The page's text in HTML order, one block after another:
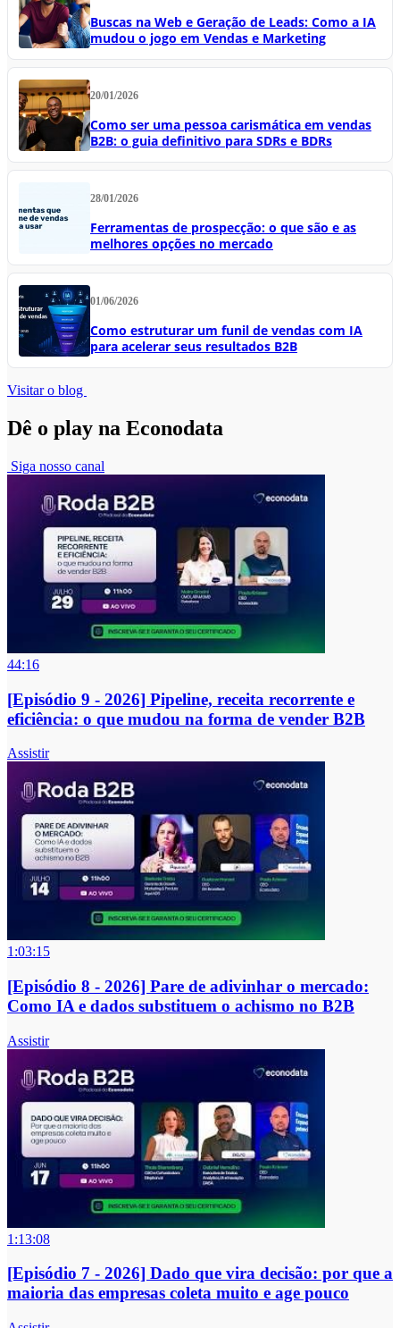
Buscas na Web e Geração de Leads: Como a IA
mudou o jogo em Vendas e Marketing
20/01/2026
Como ser uma pessoa carismática em vendas
B2B: o guia definitivo para SDRs e BDRs
28/01/2026
Ferramentas de prospecção: o que são e as
melhores opções no mercado
01/06/2026
Como estruturar um funil de vendas com IA
para acelerar seus resultados B2B
Visitar o blog
Dê o play na Econodata
Siga nosso canal
44:16
[Episódio 9 - 2026] Pipeline, receita recorrente e
eficiência: o que mudou na forma de vender B2B
Assistir
1:03:15
[Episódio 8 - 2026] Pare de adivinhar o mercado:
Como IA e dados substituem o achismo no B2B
Assistir
1:13:08
[Episódio 7 - 2026] Dado que vira decisão: por que a
maioria das empresas coleta muito e age pouco